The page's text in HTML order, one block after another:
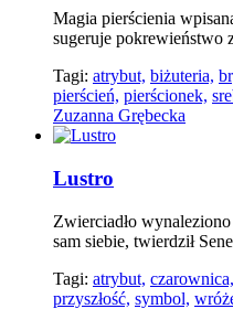
Magia pierścienia
sugeruje pokrewieństwo
Tagi: atrybut, biżuteria,
pierścień, pierścionek,
Zuzanna Grębecka
Lustro
Zwierciadło
sam siebie, twierdził
Tagi: atrybut, czarownica,
przyszłość, symbol,